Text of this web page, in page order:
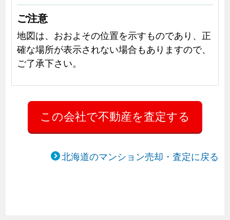
ご注意
地図は、おおよその位置を示すものであり、正
確な場所が表示されない場合もありますので、
ご了承下さい。
北海道のマンション売却・査定に戻る